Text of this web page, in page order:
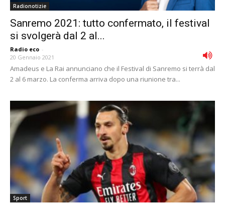
Radionotizie
Sanremo 2021: tutto confermato, il festival
si svolgerà dal 2 al...
Radio eco -
20 Gennaio 2021
Amadeus e La Rai annunciano che il Festival di Sanremo si terrà dal
2 al 6 marzo. La conferma arriva dopo una riunione tra...
Sport